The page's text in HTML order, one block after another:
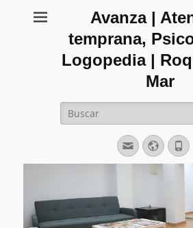
Avanza |
temprana,
Logopedia |
Mar
Buscar:
Correo
electrónico
Web